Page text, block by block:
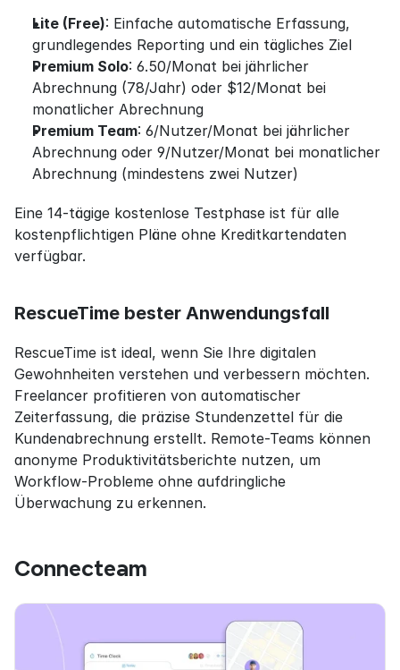
Lite (Free): Einfache automatische Erfassung,
grundlegendes Reporting und ein tägliches Ziel
Premium Solo: 6.50/Monat bei jährlicher
Abrechnung (78/Jahr) oder $12/Monat bei
monatlicher Abrechnung
Premium Team: 6/Nutzer/Monat bei jährlicher
Abrechnung oder 9/Nutzer/Monat bei monatlicher
Abrechnung (mindestens zwei Nutzer)
Eine 14-tägige kostenlose Testphase ist für alle
kostenpflichtigen Pläne ohne Kreditkartendaten
verfügbar.
RescueTime bester Anwendungsfall
RescueTime ist ideal, wenn Sie Ihre digitalen
Gewohnheiten verstehen und verbessern möchten.
Freelancer profitieren von automatischer
Zeiterfassung, die präzise Stundenzettel für die
Kundenabrechnung erstellt. Remote-Teams können
anonyme Produktivitätsberichte nutzen, um
Workflow-Probleme ohne aufdringliche
Überwachung zu erkennen.
Connecteam